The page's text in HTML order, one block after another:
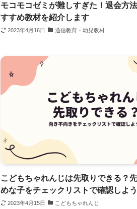
モコモコゼミが難しすぎた！退会方
すすめ教材を紹介します
2023年4月16日 通信教育・幼児教材
こどもちゃれんじは先取りできる？
めな子をチェックリストで確認しよう
2023年4月15日 こどもちゃれんじ